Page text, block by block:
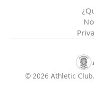
© 2026 Athletic Club.